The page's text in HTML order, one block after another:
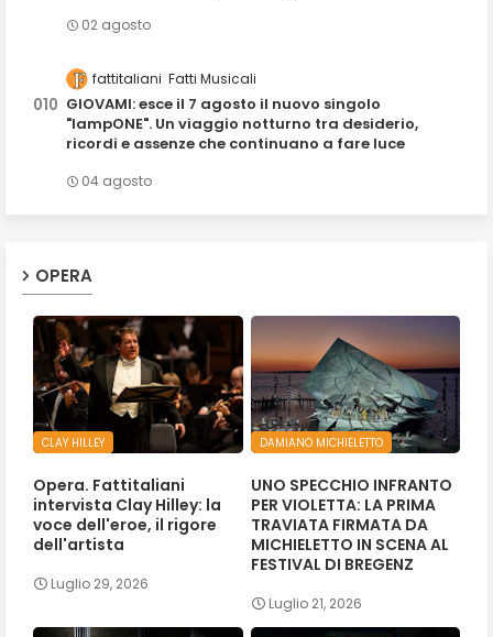
02 agosto
fattitaliani Fatti Musicali
GIOVAMI: esce il 7 agosto il nuovo singolo
"lampONE". Un viaggio notturno tra desiderio,
ricordi e assenze che continuano a fare luce
04 agosto
OPERA
CLAY HILLEY
Opera. Fattitaliani
intervista Clay Hilley: la
voce dell'eroe, il rigore
dell'artista
Luglio 29, 2026
DAMIANO MICHIELETTO
UNO SPECCHIO INFRANTO
PER VIOLETTA: LA PRIMA
TRAVIATA FIRMATA DA
MICHIELETTO IN SCENA AL
FESTIVAL DI BREGENZ
Luglio 21, 2026